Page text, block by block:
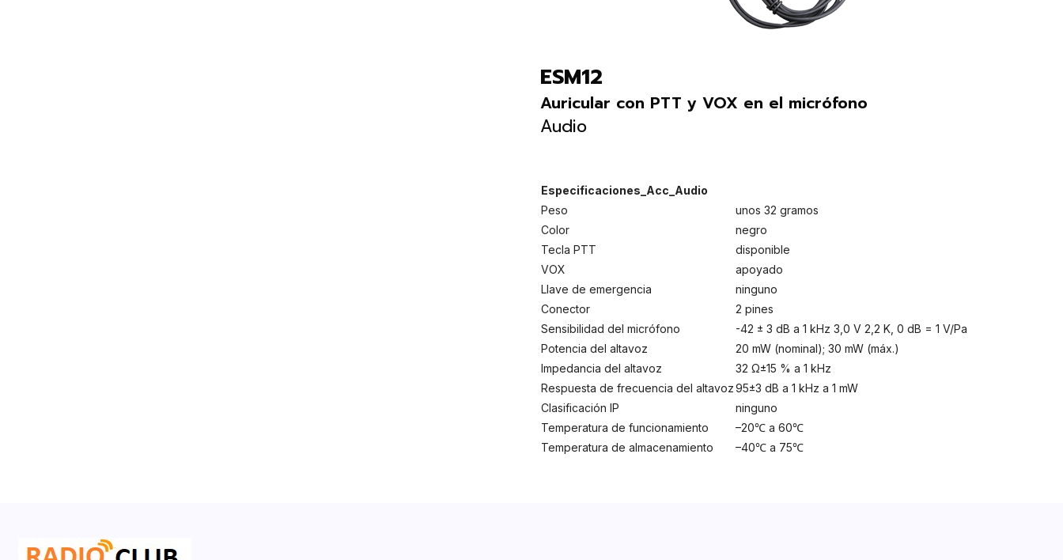
ESM12
Auricular con PTT y VOX en el micrófono
Audio
Especificaciones_Acc_Audio
Peso
unos 32 gramos
Color
negro
Tecla PTT
disponible
VOX
apoyado
Llave de emergencia
ninguno
Conector
2 pines
Sensibilidad del micrófono
-42 ± 3 dB a 1 kHz 3,0 V 2,2 K, 0 dB = 1 V/Pa
Potencia del altavoz
20 mW (nominal); 30 mW (máx.)
Impedancia del altavoz
32 Ω±15 % a 1 kHz
Respuesta de frecuencia del altavoz95±3 dB a 1 kHz a 1 mW
Clasificación IP
ninguno
Temperatura de funcionamiento
–20℃ a 60℃
Temperatura de almacenamiento
–40℃ a 75℃